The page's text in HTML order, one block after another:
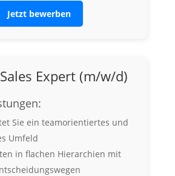
Jetzt bewerben
Expert (m/w/d)
Sie ein teamorientiertes und
Umfeld
in flachen Hierarchien mit